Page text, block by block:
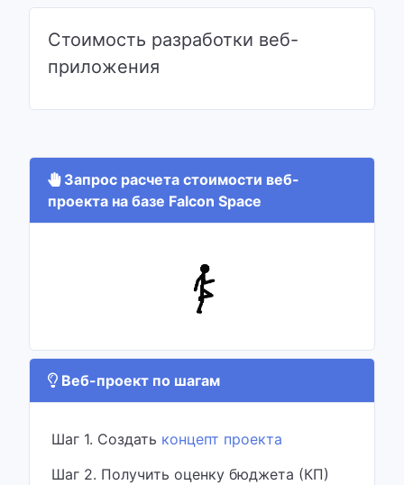
Стоимость разработки веб-
приложения
Запрос расчета стоимости веб-
проекта на базе Falcon Space
Веб-проект по шагам
Шаг 1. Создать концепт проекта
Шаг 2. Получить оценку бюджета (КП)